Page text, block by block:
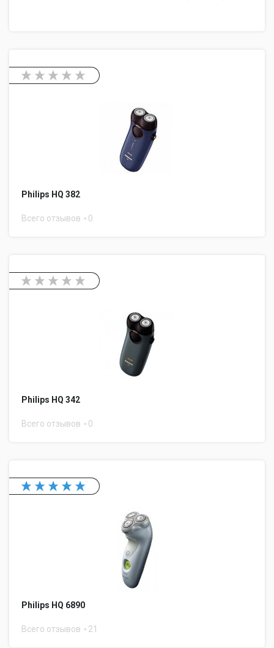
Philips HQ 382
Всего отзывов 0
Philips HQ 342
Всего отзывов 0
Philips HQ 6890
Всего отзывов 21